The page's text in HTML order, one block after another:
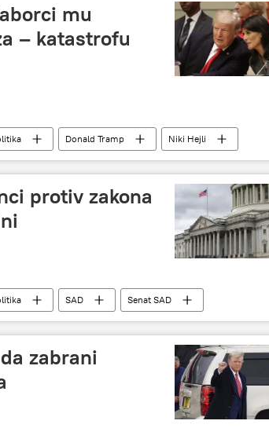
mu
– katastrofu
Donald Tramp
Niki Hejli
protiv zakona
SAD
Senat SAD
zabrani